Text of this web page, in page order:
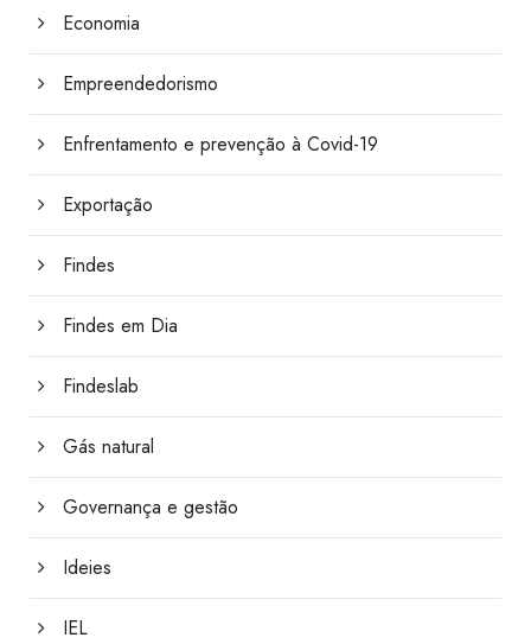
Economia
Empreendedorismo
Enfrentamento e prevenção à Covid-19
Exportação
Findes
Findes em Dia
Findeslab
Gás natural
Governança e gestão
Ideies
IEL